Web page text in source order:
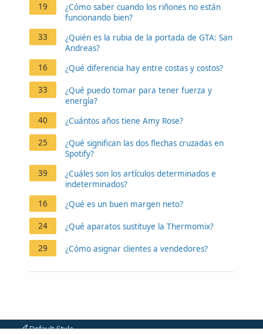
19
¿Cómo saber cuando los riñones no están
funcionando bien?
33
¿Quién es la rubia de la portada de GTA: San
Andreas?
16
¿Qué diferencia hay entre costas y costos?
33
¿Qué puedo tomar para tener fuerza y
energía?
40
¿Cuántos años tiene Amy Rose?
25
¿Qué significan las dos flechas cruzadas en
Spotify?
39
¿Cuáles son los artículos determinados e
indeterminados?
16
¿Qué es un buen margen neto?
24 ¿Qué aparatos sustituye la Thermomix?
29 ¿Cómo asignar clientes a vendedores?
Default Style